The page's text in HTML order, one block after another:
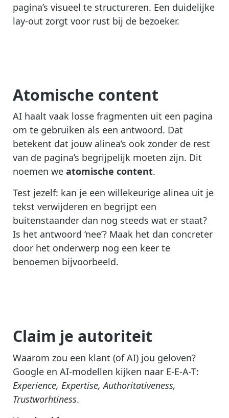
pagina’s visueel te structureren. Een duidelijke
lay-out zorgt voor rust bij de bezoeker.
Atomische content
AI haalt vaak losse fragmenten uit een pagina
om te gebruiken als een antwoord. Dat
betekent dat jouw alinea’s ook zonder de rest
van de pagina’s begrijpelijk moeten zijn. Dit
noemen we atomische content.
Test jezelf: kan je een willekeurige alinea uit je
tekst verwijderen en begrijpt een
buitenstaander dan nog steeds wat er staat?
Is het antwoord ‘nee’? Maak het dan concreter
door het onderwerp nog een keer te
benoemen bijvoorbeeld.
Claim je autoriteit
Waarom zou een klant (of AI) jou geloven?
Google en AI-modellen kijken naar E-E-A-T:
Experience, Expertise, Authoritativeness,
Trustworhtiness.